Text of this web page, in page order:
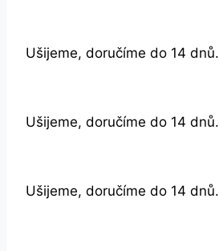
Ušijeme, doručíme do 14 dnů.
Ušijeme, doručíme do 14 dnů.
Ušijeme, doručíme do 14 dnů.